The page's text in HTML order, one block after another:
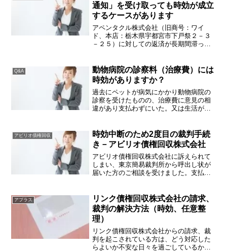
通知」を受け取っても時効が成立
するケースがあります
アペンタクル株式会社（旧商号：ワイ
ド、本店：栃木県宇都宮市下戸祭２－３
－２５）に対しての返済が長期間滞って
したことがございます。このブログをご
覧いただく方は、ネット等で...
Q&A
動物病院の診察料（治療費）には
時効がありますか？
過去にペットが病気にかかり動物病院の
診察を受けたものの、治療費に意見の相
違があり支払わずにいた。又は生活が困
があります。人間と異なり、国民健康保
険のような公的な健康保険...
アビリオ債権回収
時効中断のため2度目の裁判手続
き－アビリオ債権回収株式会社
アビリオ債権回収株式会社に訴えられて
しまい、東京簡易裁判所から呼出し状が
届いた方のご相談を受けました。支払を
うと考えておりました。しかし、裁判所
から届いた訴状・証拠を...
アプラス
リンク債権回収株式会社の請求、
裁判の解決方法（時効、任意整
理）
リンク債権回収株式会社からの請求、裁
判を起こされている方は、どう対応した
らよいか不安な日々を過ごしているかも